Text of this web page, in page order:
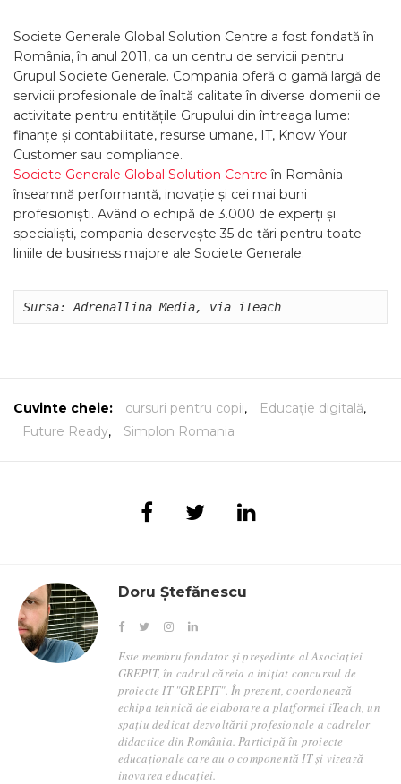
Societe Generale Global Solution Centre a fost fondată în
România, în anul 2011, ca un centru de servicii pentru
Grupul Societe Generale. Compania oferă o gamă largă de
servicii profesionale de înaltă calitate în diverse domenii de
activitate pentru entitățile Grupului din întreaga lume:
finanțe și contabilitate, resurse umane, IT, Know Your
Customer sau compliance.
Societe Generale Global Solution Centre în România
înseamnă performanță, inovație și cei mai buni
profesioniști. Având o echipă de 3.000 de experți și
specialiști, compania deservește 35 de țări pentru toate
liniile de business majore ale Societe Generale.
Sursa: Adrenallina Media, via iTeach
Cuvinte cheie: cursuri pentru copii, Educație digitală,
Future Ready, Simplon Romania
Doru Ștefănescu
Este membru fondator și președinte al Asociației
GREPIT, în cadrul căreia a inițiat concursul de
proiecte IT "GREPIT". În prezent, coordonează
echipa tehnică de elaborare a platformei iTeach, un
spațiu dedicat dezvoltării profesionale a cadrelor
didactice din România. Participă în proiecte
educaționale care au o componentă IT și vizează
inovarea educației.